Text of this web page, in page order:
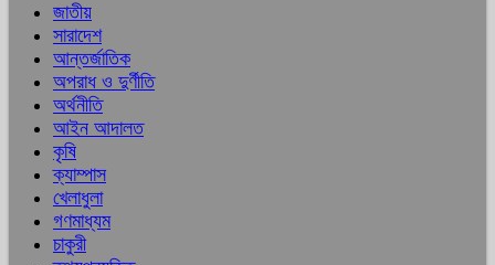
জাতীয়
সারাদেশ
আন্তর্জাতিক
অপরাধ ও দুর্ণীতি
অর্থনীতি
আইন আদালত
কৃষি
ক্যাম্পাস
খেলাধুলা
গণমাধ্যম
চাকুরী